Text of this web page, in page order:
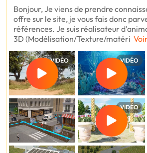
Bonjour, Je viens de prendre
offre sur le site, je vous fais donc
références. Je suis réalisateur
3D (Modélisation/Texture/matéri
VIDÉO VIDÉO
VIDÉO